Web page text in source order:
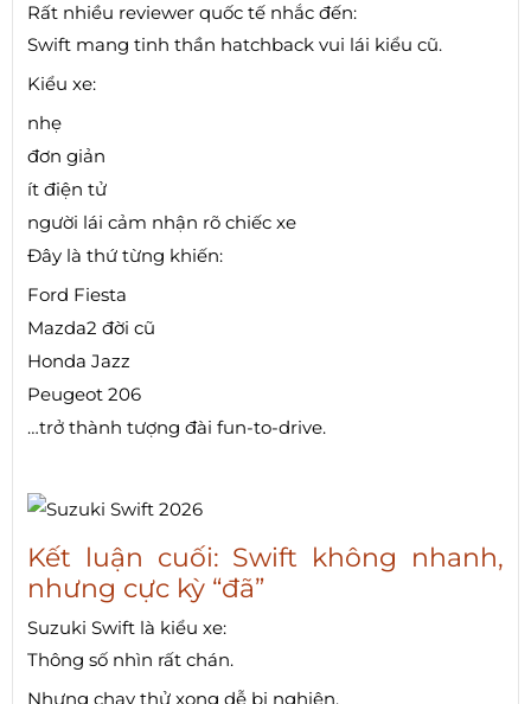
Rất nhiều reviewer quốc tế nhắc đến:
Swift mang tinh thần hatchback vui lái kiểu cũ.
Kiểu xe:
nhẹ
đơn giản
ít điện tử
người lái cảm nhận rõ chiếc xe
Đây là thứ từng khiến:
Ford Fiesta
Mazda2 đời cũ
Honda Jazz
Peugeot 206
…trở thành tượng đài fun-to-drive.
Kết luận cuối: Swift không nhanh,
nhưng cực kỳ “đã”
Suzuki Swift là kiểu xe:
Thông số nhìn rất chán.
Nhưng chạy thử xong dễ bị nghiện.